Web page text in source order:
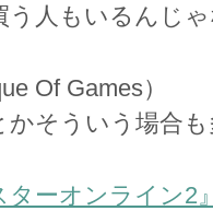
う人もいるんじ
Of Games）
かそういう場合
ターオンライン